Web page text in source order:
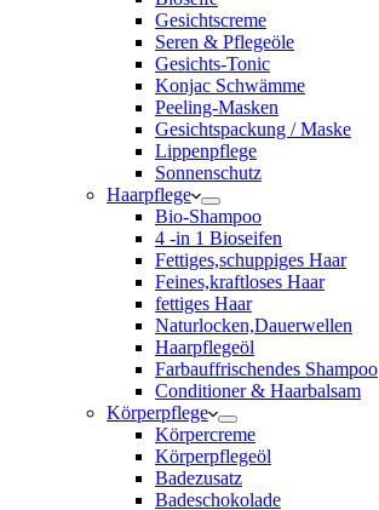
Gesichtscreme
Seren & Pflegeöle
Gesichts-Tonic
Konjac Schwämme
Peeling-Masken
Gesichtspackung / Maske
Lippenpflege
Sonnenschutz
Haarpflege
Bio-Shampoo
4 -in 1 Bioseifen
Fettiges,schuppiges Haar
Feines,kraftloses Haar
fettiges Haar
Naturlocken,Dauerwellen
Haarpflegeöl
Farbauffrischendes Shampoo
Conditioner & Haarbalsam
Körperpflege
Körpercreme
Körperpflegeöl
Badezusatz
Badeschokolade